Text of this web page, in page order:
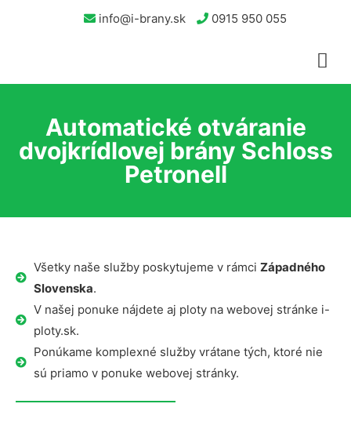
info@i-brany.sk 0915 950 055
Automatické otváranie
dvojkrídlovej brány Schloss
Petronell
Všetky naše služby poskytujeme v rámci Západného
Slovenska.
V našej ponuke nájdete aj ploty na webovej stránke i-
ploty.sk.
Ponúkame komplexné služby vrátane tých, ktoré nie
sú priamo v ponuke webovej stránky.